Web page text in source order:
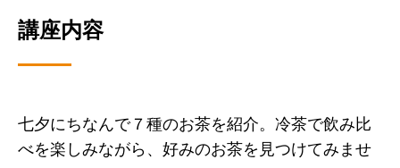
講座内容
七夕にちなんで７種のお茶を紹介。冷茶で飲み比
べを楽しみながら、好みのお茶を見つけてみませ